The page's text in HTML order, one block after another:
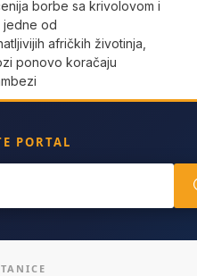
borbe sa krivolovom i
jedne od
afričkih životinja,
ponovo koračaju
PORTAL